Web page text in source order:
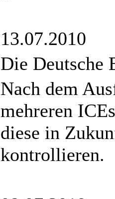
13.07.2010
Die Deutsche
Nach dem
mehreren
diese in
kontrollieren.